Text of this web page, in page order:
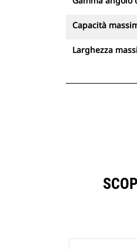
Capacità
Larghezza